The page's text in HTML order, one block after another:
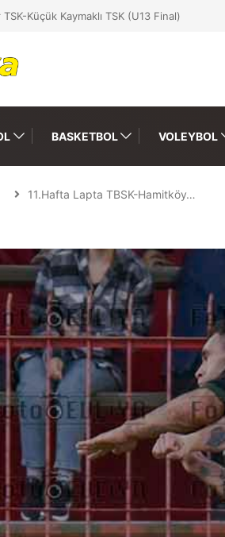
TSK-Küçük Kaymaklı TSK (U13 Final)
BASKETBOL VOLEYBOL
11.Hafta Lapta TBSK-Hamitköy…